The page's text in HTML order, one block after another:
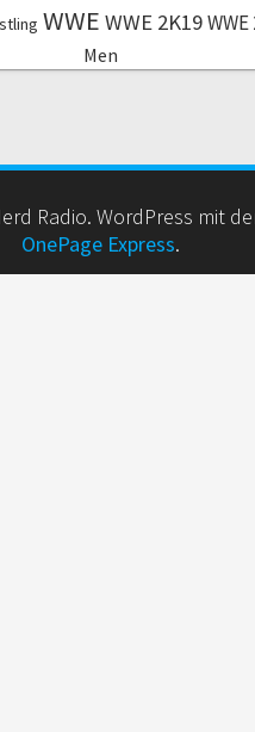
WWE WWE 2K19WWE
Men
Radio. WordPress mit
OnePage Express.